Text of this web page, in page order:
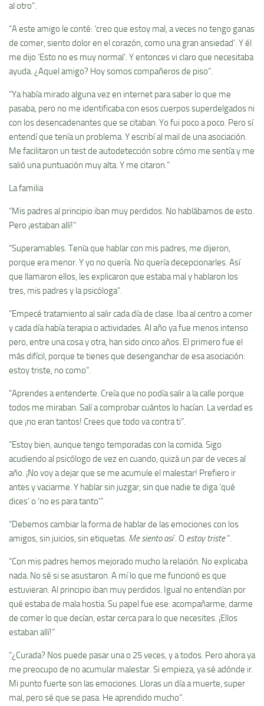
al otro”.
“A este amigo le conté: ‘creo que estoy mal, a veces no tengo ganas
de comer, siento dolor en el ­corazón, como una gran ansiedad’. Y él
me dijo ‘Esto no es muy ­normal’. Y entonces vi claro que necesitaba
ayuda. ¿Aquel amigo? Hoy somos compañeros de piso”.
“Ya había mirado alguna vez en internet para saber lo que me
pasaba, pero no me identificaba con esos cuerpos superdelgados ni
con los desencadenantes que se citaban. Yo fui poco a poco. Pero sí
entendí que tenía un problema. Y escribí al mail de una asociación.
Me facilitaron un test de autodetección sobre cómo me sentía y me
salió una puntuación muy alta. Y me citaron.”
La familia
“Mis padres al principio iban muy perdidos. No hablábamos de esto.
Pero ¡estaban allí!”
“Superamables. Tenía que hablar con mis padres, me dijeron,
porque era menor. Y yo no quería. No quería decepcionarles. Así
que llamaron ellos, les explicaron que estaba mal y hablaron los
tres, mis padres y la psicóloga”.
“Empecé tratamiento al salir cada día de clase. Iba al centro a comer
y cada día había terapia o actividades. Al año ya fue menos intenso
pero, entre una cosa y otra, han sido cinco años. El primero fue el
más difícil, porque te tienes que desenganchar de esa asociación:
estoy triste, no como”.
“Aprendes a entenderte. Creía que no podía salir a la calle porque
todos me miraban. Salí a comprobar cuántos lo hacían. La verdad es
que ¡no eran tantos! Crees que todo va contra ti”.
“Estoy bien, aunque tengo temporadas con la comida. Sigo
acudiendo al psicólogo de vez en cuando, quizá un par de veces al
año. ¡No voy a dejar que se me acumule el malestar! Prefiero ir
antes y vaciarme. Y hablar sin juzgar, sin que nadie te diga ‘qué
dices’ o ‘no es para tanto’”.
“Debemos cambiar la forma de hablar de las emociones con los
amigos, sin juicios, sin etiquetas. Me siento así. O estoy triste”.
“Con mis padres hemos mejorado mucho la relación. No explicaba
nada. No sé si se asustaron. A mí lo que me funcionó es que
estuvieran. Al principio iban muy perdidos. Igual no entendían por
qué estaba de mala hostia. Su papel fue ese: acompañarme, darme
de comer lo que decían, estar cerca para lo que necesites. ¡Ellos
estaban allí!”
“¿Curada? Nos puede pasar una o 25 veces, y a todos. Pero ahora ya
me preocupo de no acumular malestar. Si empieza, ya sé adónde ir.
Mi punto fuerte son las emociones. Lloras un día a muerte, super
mal, pero sé que se pasa. He aprendido mucho”.